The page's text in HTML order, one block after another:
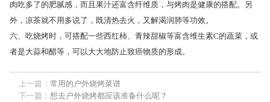
肉吃多了的肥腻感，而且果汁还富含纤维质，与烤肉是健康的搭配。另
外，凉茶就不用多说了，既清热去火，又解渴润肺等功效。
六、吃烧烤时，可搭配一些西红柿、青辣甜椒等富含维生素C的蔬菜，或
者是大蒜和醋等，可以大大地防止致癌物质的形成。
上一篇： 常用的户外烧烤菜谱
下一篇： 想去户外烧烤都应该准备什么呢？